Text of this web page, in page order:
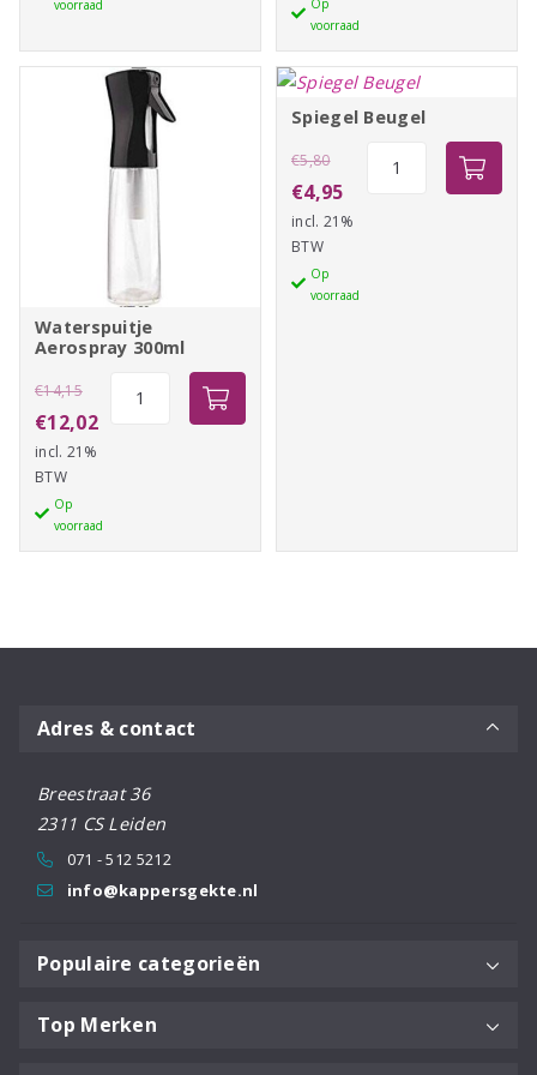
voorraad
€30,05.
voorraad
Waterspuitje
Aerospray 300ml
€14,15
Oorspronkelijke
prijs
was:
€12,02Huidige
€12,02.
incl. 21%
BTW
Op
voorraad
Waterspuitje
Spiegel Beugel
€5,80
Oorspronkelijke
prijs
was:
€4,95Huidige
prijs
€4,95.
incl. 21%
BTW
Op
voorraad
Adres & contact
Breestraat 36
2311 CS Leiden
071 - 512 5212
info@kappersgekte.nl
Populaire categorieën
Top Merken